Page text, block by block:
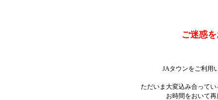
ご迷惑
JAタウンをご利用
ただいま大変込み合って
お時間をおいて